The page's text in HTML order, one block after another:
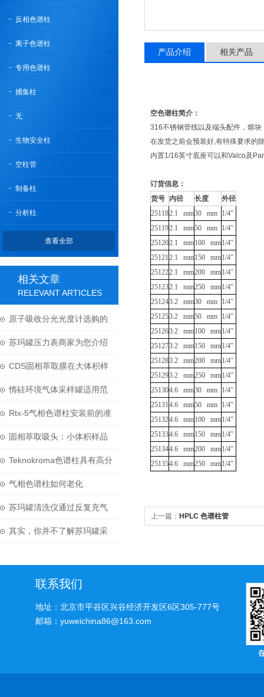
反相色谱柱
离子色谱柱
专用色谱柱
捕集柱
无
生物安全柱
空柱管
制备柱
分析柱
查看全部
相关文章
RELEVANT ARTICLES
原子吸收分光光度计选购的
两大要点
苏玛罐压力表商家为您介绍
压力表的那些知识
CDS固相萃取膜在大体积样
品前处理中的技术应用
惰硅环境气体采样罐适用范
围
Rtx-5气相色谱柱安装前的准
备工作有哪些？
固相萃取吸头：小体积样品
前处理的革命性技术
Teknokroma色谱柱具有高分
离效率和高灵敏度
气相色谱柱如何老化
苏玛罐清洗仪通过反复充气
和抽气来工作
其实，你并不了解苏玛罐采
产品介绍 相关产品
空色谱柱简介：
316不锈钢管线以及端头配件，熔块
在发货之前会预装好,有特殊要求的
内置1/16英寸底座可以和Valco及
订货信息：
货号 内径 长度
外径
251182.1 mm30 mm 1/4″
251192.1 mm50 mm 1/4″
251202.1 mm100 mm1/4″
251212.1 mm150 mm1/4″
251222.1 mm200 mm1/4″
251232.1 mm250 mm1/4″
251243.2 mm30 mm 1/4″
251253.2 mm50 mm 1/4″
251263.2 mm100 mm1/4″
251273.2 mm150 mm1/4″
251283.2 mm200 mm1/4″
251293.2 mm250 mm1/4″
251304.6 mm30 mm 1/4″
251314.6 mm50 mm 1/4″
251324.6 mm100 mm1/4″
251334.6 mm150 mm1/4″
251344.6 mm200 mm1/4″
251354.6 mm250 mm1/4″
上一篇： HPLC 色谱柱管
联系我们
地址：北京市平谷区兴谷经济开发区6区305-777号
邮箱：yuweichina86@163.com